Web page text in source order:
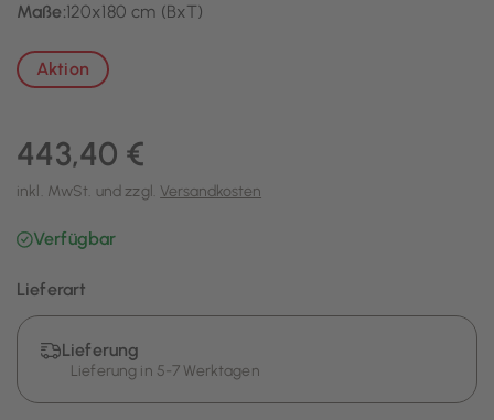
Maße:120x180 cm (BxT)
Aktion
443,40 €
inkl. MwSt. und zzgl. Versandkosten
Verfügbar
Lieferart
Lieferung
Lieferung in 5-7 Werktagen